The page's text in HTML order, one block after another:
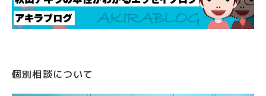
個別相談について